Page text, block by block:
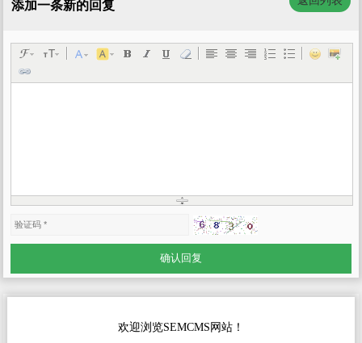
添加一条新的回复
欢迎浏览SEMCMS网站！